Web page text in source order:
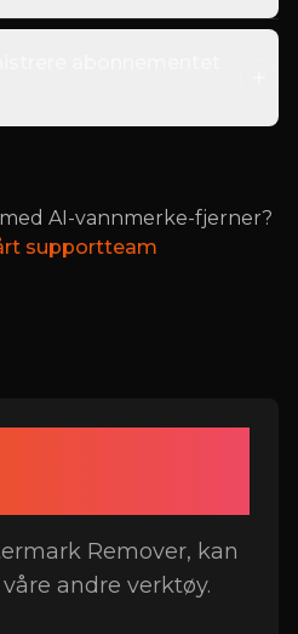
AI-vannmerke-fjerner?
supportteam
Remover, kan
andre verktøy.